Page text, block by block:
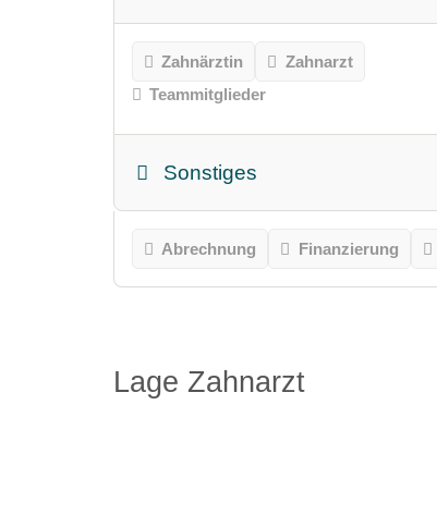
Zahnärztin
Zahnarzt
Teammitglieder
Sonstiges
Abrechnung Finanzierung
Lage Zahnarzt